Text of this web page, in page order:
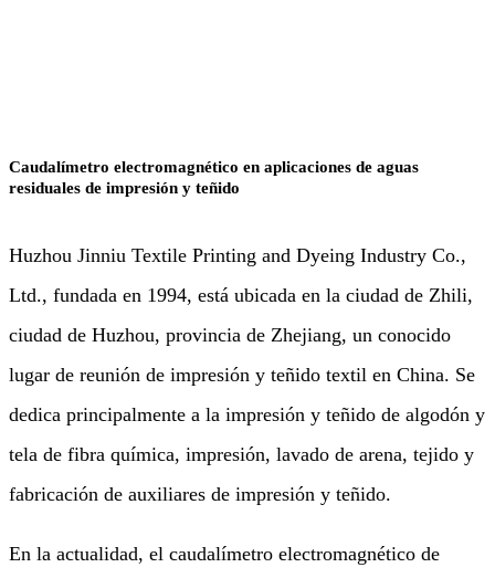
Caudalímetro electromagnético en aplicaciones de aguas
residuales de impresión y teñido
Huzhou Jinniu Textile Printing and Dyeing Industry Co.,
Ltd., fundada en 1994, está ubicada en la ciudad de Zhili,
ciudad de Huzhou, provincia de Zhejiang, un conocido
lugar de reunión de impresión y teñido textil en China. Se
dedica principalmente a la impresión y teñido de algodón y
tela de fibra química, impresión, lavado de arena, tejido y
fabricación de auxiliares de impresión y teñido.
En la actualidad, el caudalímetro electromagnético de